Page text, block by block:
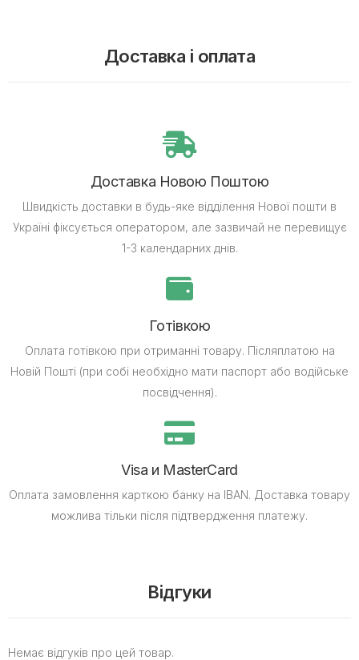
Доставка і оплата
Доставка Новою Поштою
Швидкість доставки в будь-яке відділення Нової пошти в
Україні фіксується оператором, але зазвичай не перевищує
1-3 календарних днів.
Готівкою
Оплата готівкою при отриманні товару. Післяплатою на
Новій Пошті (при собі необхідно мати паспорт або водійське
посвідчення).
Visa и MasterCard
Оплата замовлення карткою банку на IBAN. Доставка товару
можлива тільки після підтвердження платежу.
Відгуки
Немає відгуків про цей товар.